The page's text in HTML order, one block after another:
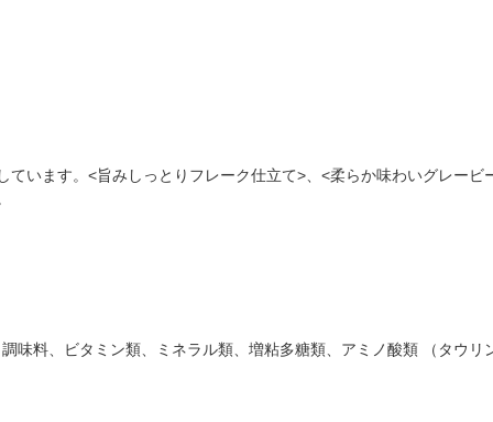
います。<旨みしっとりフレーク仕立て>、<柔らか味わいグレービ
味料、ビタミン類、ミネラル類、増粘多糖類、アミノ酸類 （タウリ